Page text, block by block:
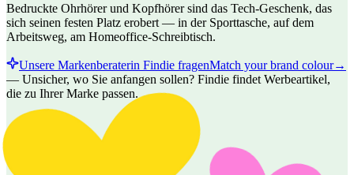
Bedruckte Ohrhörer und Kopfhörer sind das Tech-Geschenk, das
sich seinen festen Platz erobert — in der Sporttasche, auf dem
Arbeitsweg, am Homeoffice-Schreibtisch.
Unsere Markenberaterin Findie fragenMatch your brand colour→
— Unsicher, wo Sie anfangen sollen? Findie findet Werbeartikel,
die zu Ihrer Marke passen.